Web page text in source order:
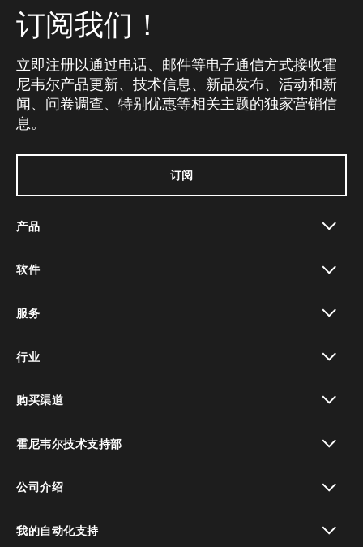
订阅我们！
立即注册以通过电话、邮件等电子通信方式接收霍
尼韦尔产品更新、技术信息、新品发布、活动和新
闻、问卷调查、特别优惠等相关主题的独家营销信
息。
订阅
产品
软件
服务
行业
购买渠道
霍尼韦尔技术支持部
公司介绍
我的自动化支持